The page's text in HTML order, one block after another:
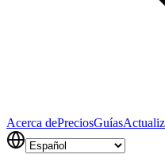
Acerca dePreciosGuías